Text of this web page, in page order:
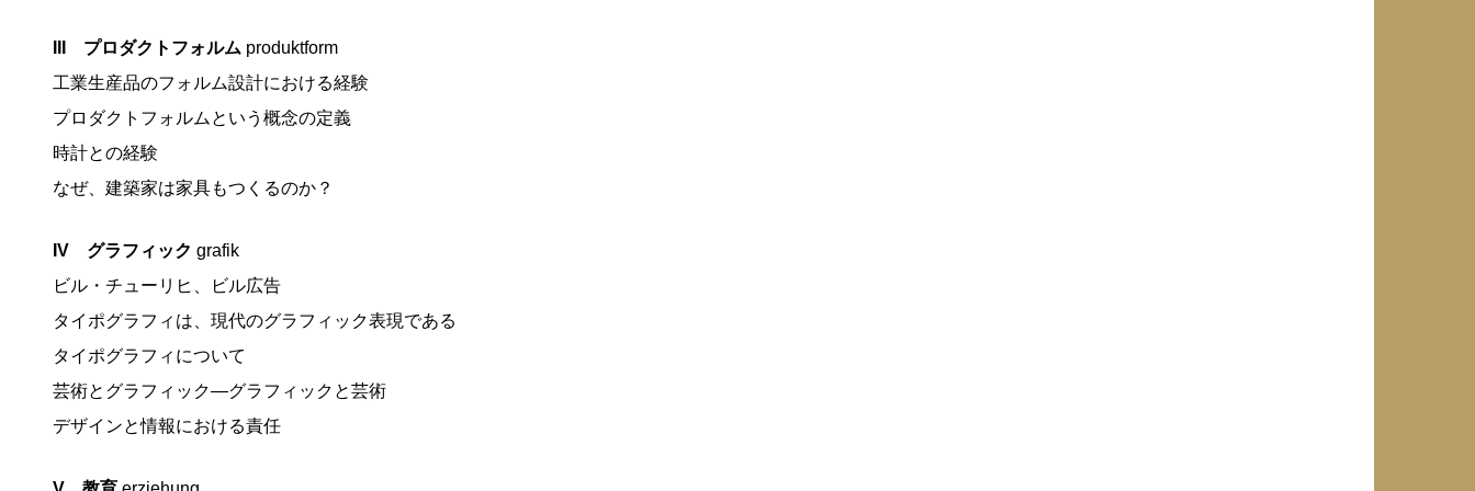
III プロダクトフォルム produktform
工業生産品のフォルム設計における経験
プロダクトフォルムという概念の定義
時計との経験
なぜ、建築家は家具もつくるのか？
IV グラフィック grafik
ビル・チューリヒ、ビル広告
タイポグラフィは、現代のグラフィック表現である
タイポグラフィについて
芸術とグラフィック―グラフィックと芸術
デザインと情報における責任